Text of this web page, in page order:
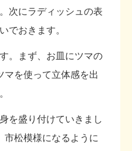
次にラディッシュの表
でおきます。
。まず、お皿にツマの
マを使って立体感を出
を盛り付けていきまし
市松模様になるように